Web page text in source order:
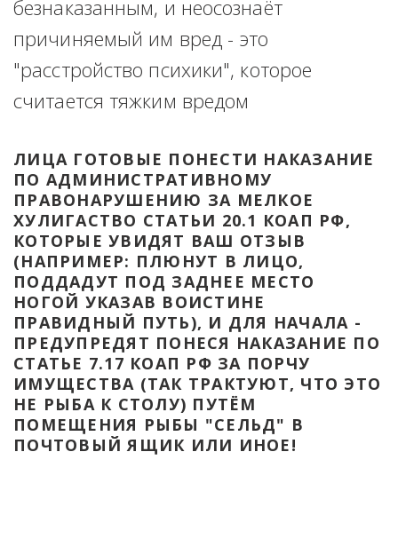
безнаказанным, и неосознаёт
причиняемый им вред - это
"расстройство психики", которое
считается тяжким вредом
ЛИЦА ГОТОВЫЕ ПОНЕСТИ НАКАЗАНИЕ
ПО АДМИНИСТРАТИВНОМУ
ПРАВОНАРУШЕНИЮ ЗА МЕЛКОЕ
ХУЛИГАСТВО СТАТЬИ 20.1 КОАП РФ,
КОТОРЫЕ УВИДЯТ ВАШ ОТЗЫВ
(НАПРИМЕР: ПЛЮНУТ В ЛИЦО,
ПОДДАДУТ ПОД ЗАДНЕЕ МЕСТО
НОГОЙ УКАЗАВ ВОИСТИНЕ
ПРАВИДНЫЙ ПУТЬ), И ДЛЯ НАЧАЛА -
ПРЕДУПРЕДЯТ ПОНЕСЯ НАКАЗАНИЕ ПО
СТАТЬЕ 7.17 КОАП РФ ЗА ПОРЧУ
ИМУЩЕСТВА (ТАК ТРАКТУЮТ, ЧТО ЭТО
НЕ РЫБА К СТОЛУ) ПУТЁМ
ПОМЕЩЕНИЯ РЫБЫ "СЕЛЬД" В
ПОЧТОВЫЙ ЯЩИК ИЛИ ИНОЕ!